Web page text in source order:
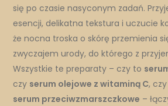
się po czasie nasyconym zadań.
esencji, delikatna tekstura i uczucie
że nocna troska o skórę przemienia
zwyczajem urody, do którego z
Wszystkie te preparaty – czy to
czy serum olejowe z witaminą C,
serum przeciwzmarszczkowe –